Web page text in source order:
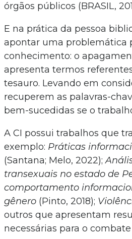
órgãos públicos (BRASIL,
E na prática da pessoa
apontar uma problemática
conhecimento: o
apresenta termos
tesauro. Levando em
recuperem as palavras-
bem-sucedidas se o
A CI possui trabalhos que
exemplo: Práticas
(Santana; Melo, 2022);
transexuais no estado de
comportamento
gênero (Pinto, 2018);
outros que apresentam
necessárias para o